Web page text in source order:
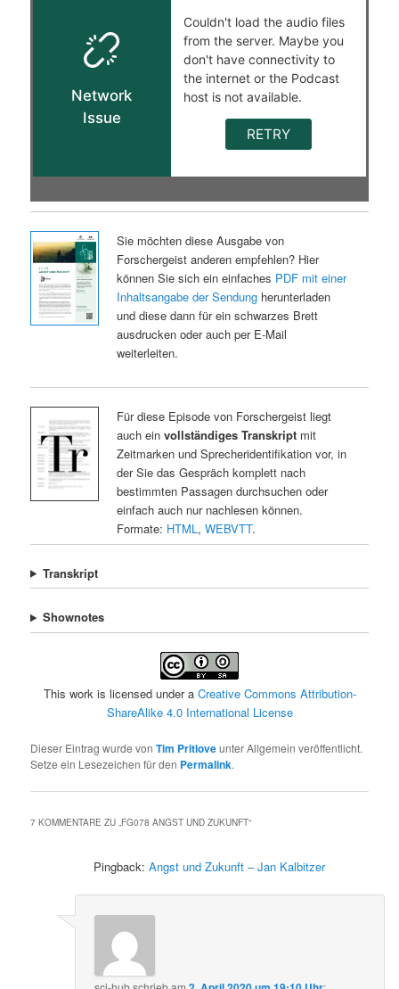
Sie möchten diese Ausgabe von
Forschergeist anderen empfehlen? Hier
können Sie sich ein einfaches PDF mit einer
Inhaltsangabe der Sendungherunterladen
und diese dann für ein schwarzes Brett
ausdrucken oder auch per E-Mail
weiterleiten.
Für diese Episode von Forschergeist liegt
auch ein vollständiges Transkriptmit
Zeitmarken und Sprecheridentifikation vor, in
der Sie das Gespräch komplett nach
bestimmten Passagen durchsuchen oder
einfach auch nur nachlesen können.
Formate: HTML, WEBVTT.
Transkript
Shownotes
This work is licensed under a Creative Commons Attribution-
ShareAlike 4.0 International License
Dieser Eintrag wurde vonTim Pritloveunter Allgemein veröffentlicht.
Setze ein Lesezeichen für den Permalink.
7 KOMMENTARE ZU „FG078 ANGST UND ZUKUNFT“
Pingback:Angst und Zukunft – Jan Kalbitzer